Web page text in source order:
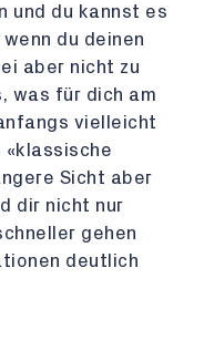
und du kannst es
du deinen
aber nicht zu
was für dich am
vielleicht
Sicht aber
dir nicht nur
gehen
deutlich